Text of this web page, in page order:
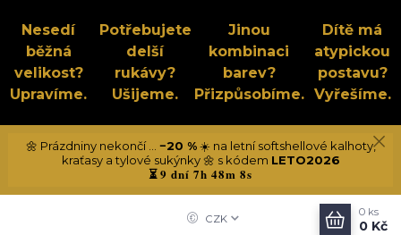
Nesedí
běžná
velikost?
Upravíme.
Potřebujete
delší
rukávy?
Ušijeme.
Jinou
kombinaci
barev?
Přizpůsobíme.
Dítě má
atypickou
postavu?
Vyřešíme.
🌼 Prázdniny nekončí ... −20 %☀️ na letní softshellové kalhoty,
kraťasy a tylové sukýnky 🌼 s kódem LETO2026
⏳9 dní 7h 48m 8s
CZK
0 ks
0 Kč